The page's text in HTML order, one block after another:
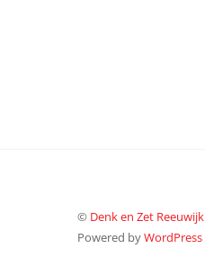
© Denk en Zet Reeuwijk
Powered byWordPress